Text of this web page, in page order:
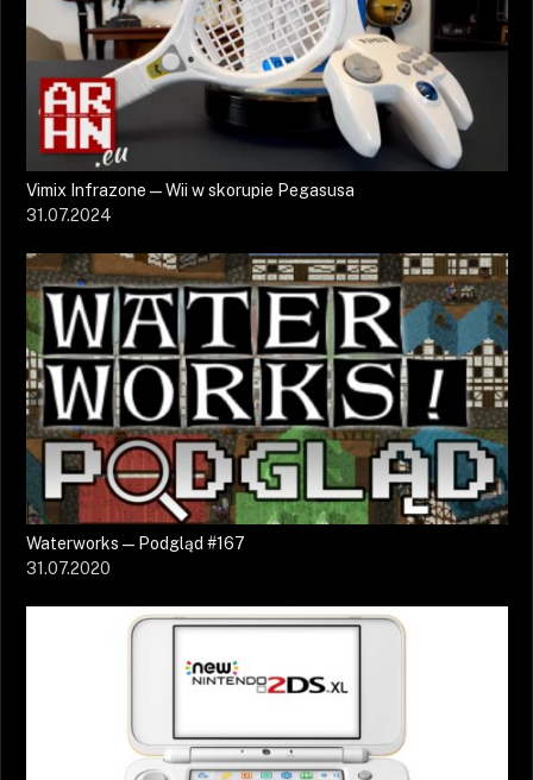
Vimix Infrazone — Wii w skorupie Pegasusa
31.07.2024
Waterworks — Podgląd #167
31.07.2020